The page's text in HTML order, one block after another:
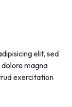
elit, sed
magna
exercitation